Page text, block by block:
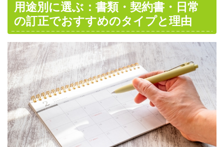
用途別に選ぶ：書類・契約書・日常
の訂正でおすすめのタイプと理由